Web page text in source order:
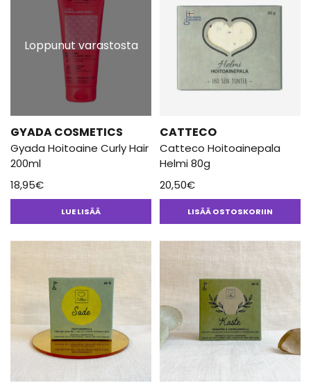
Loppunut varastosta
GYADA COSMETICS
Gyada Hoitoaine Curly Hair
200ml
18,95€
LUE LISÄÄ
CATTECO
Catteco Hoitoainepala
Helmi 80g
20,50€
LISÄÄ OSTOSKORIIN